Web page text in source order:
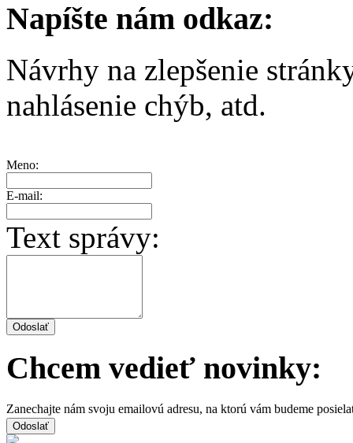
Napíšte nám odkaz:
Návrhy na zlepšenie
nahlásenie chýb, atd.
Meno:
E-mail:
Text správy:
Chcem vedieť novinky:
Zanechajte nám svoju emailovú adresu, na ktorú vám budeme